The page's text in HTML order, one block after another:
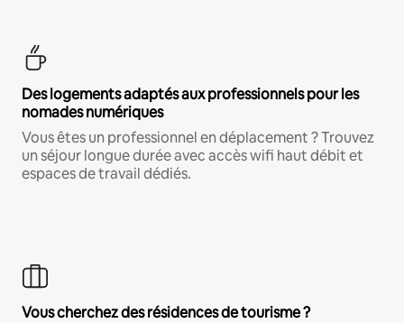
Des logements adaptés aux professionnels pour les
nomades numériques
Vous êtes un professionnel en déplacement ? Trouvez
un séjour longue durée avec accès wifi haut débit et
espaces de travail dédiés.
Vous cherchez des résidences de tourisme ?